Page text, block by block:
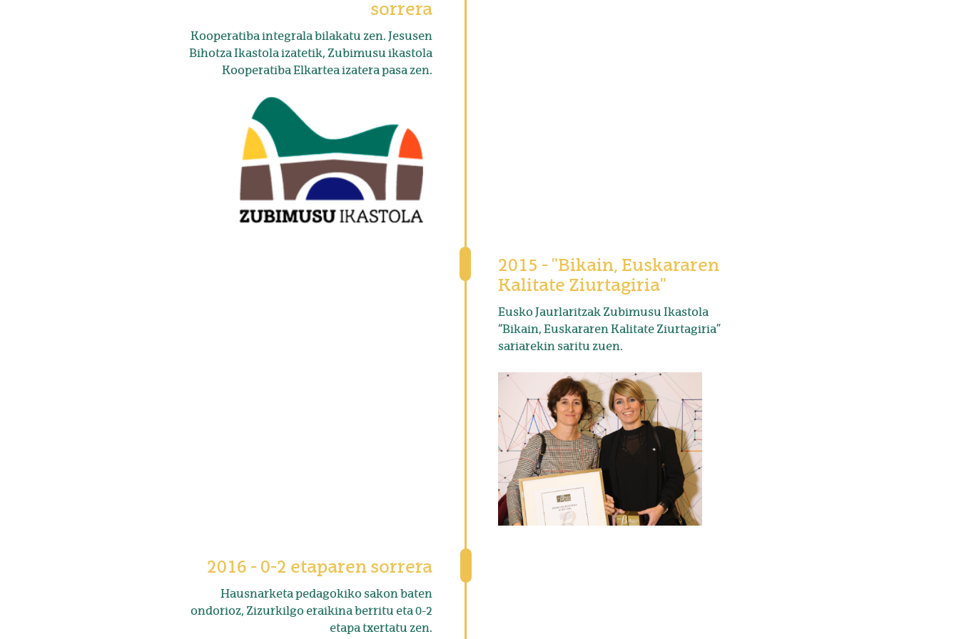
sorrera
Kooperatiba integrala bilakatu zen. Jesusen
Bihotza Ikastola izatetik, Zubimusu ikastola
Kooperatiba Elkartea izatera pasa zen.
2015 - "Bikain, Euskararen
Kalitate Ziurtagiria"
Eusko Jaurlaritzak Zubimusu Ikastola
“Bikain, Euskararen Kalitate Ziurtagiria”
sariarekin saritu zuen.
2016 - 0-2 etaparen sorrera
Hausnarketa pedagokiko sakon baten
ondorioz, Zizurkilgo eraikina berritu eta 0-2
etapa txertatu zen.